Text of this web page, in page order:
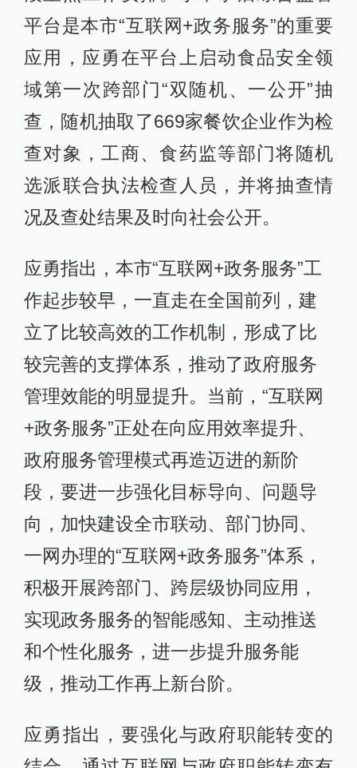
平台是本市“互联网+政务服务”的重要
应用，应勇在平台上启动食品安全领
域第一次跨部门“双随机、一公开”抽
查，随机抽取了669家餐饮企业作为检
查对象，工商、食药监等部门将随机
选派联合执法检查人员，并将抽查情
况及查处结果及时向社会公开。
应勇指出，本市“互联网+政务服务”工
作起步较早，一直走在全国前列，建
立了比较高效的工作机制，形成了比
较完善的支撑体系，推动了政府服务
管理效能的明显提升。当前，“互联网
+政务服务”正处在向应用效率提升、
政府服务管理模式再造迈进的新阶
段，要进一步强化目标导向、问题导
向，加快建设全市联动、部门协同、
一网办理的“互联网+政务服务”体系，
积极开展跨部门、跨层级协同应用，
实现政务服务的智能感知、主动推送
和个性化服务，进一步提升服务能
级，推动工作再上新台阶。
应勇指出，要强化与政府职能转变的